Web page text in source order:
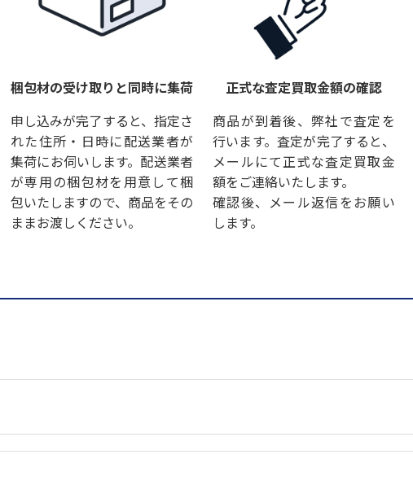
梱包材の受け取りと同時に集荷
申し込みが完了すると、指定さ
れた住所・日時に配送業者が
集荷にお伺いします。配送業者
が専用の梱包材を用意して梱
包いたしますので、商品をその
ままお渡しください。
正式な査定買取金額の確認
商品が到着後、弊社で査定を
行います。査定が完了すると、
メールにて正式な査定買取金
額をご連絡いたします。
確認後、メール返信をお願い
します。